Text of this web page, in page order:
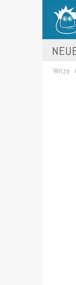
Witze